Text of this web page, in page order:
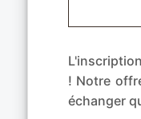
! Notre
échanger